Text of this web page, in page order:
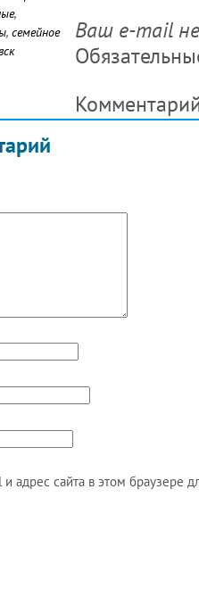
,
, семейное
Ваш e-mail
адрес сайта в этом браузере